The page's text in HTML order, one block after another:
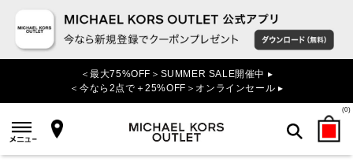
＜最大75%OFF＞SUMMER SALE開催中 ▸
＜今なら2点で＋25%OFF＞オンラインセール ▸
(0)